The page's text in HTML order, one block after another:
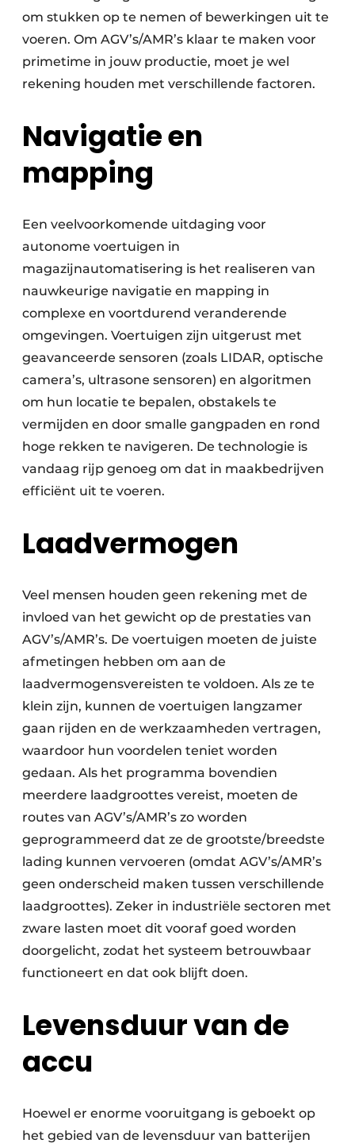
om stukken op te nemen of bewerkingen uit te
voeren. Om AGV’s/AMR’s klaar te maken voor
primetime in jouw productie, moet je wel
rekening houden met verschillende factoren.
Navigatie en
mapping
Een veelvoorkomende uitdaging voor
autonome voertuigen in
magazijnautomatisering is het realiseren van
nauwkeurige navigatie en mapping in
complexe en voortdurend veranderende
omgevingen. Voertuigen zijn uitgerust met
geavanceerde sensoren (zoals LIDAR, optische
camera’s, ultrasone sensoren) en algoritmen
om hun locatie te bepalen, obstakels te
vermijden en door smalle gangpaden en rond
hoge rekken te navigeren. De technologie is
vandaag rijp genoeg om dat in maakbedrijven
efficiënt uit te voeren.
Laadvermogen
Veel mensen houden geen rekening met de
invloed van het gewicht op de prestaties van
AGV’s/AMR’s. De voertuigen moeten de juiste
afmetingen hebben om aan de
laadvermogensvereisten te voldoen. Als ze te
klein zijn, kunnen de voertuigen langzamer
gaan rijden en de werkzaamheden vertragen,
waardoor hun voordelen teniet worden
gedaan. Als het programma bovendien
meerdere laadgroottes vereist, moeten de
routes van AGV’s/AMR’s zo worden
geprogrammeerd dat ze de grootste/breedste
lading kunnen vervoeren (omdat AGV’s/AMR’s
geen onderscheid maken tussen verschillende
laadgroottes). Zeker in industriële sectoren met
zware lasten moet dit vooraf goed worden
doorgelicht, zodat het systeem betrouwbaar
functioneert en dat ook blijft doen.
Levensduur van de
accu
Hoewel er enorme vooruitgang is geboekt op
het gebied van de levensduur van batterijen